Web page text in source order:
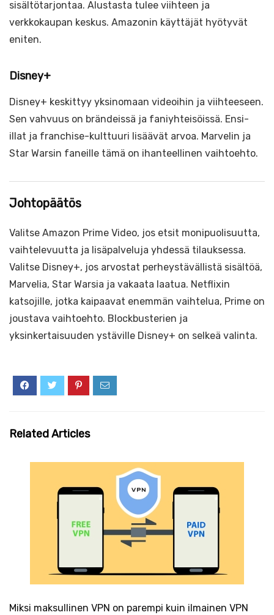
sisältötarjontaa. Alustasta tulee viihteen ja
verkkokaupan keskus. Amazonin käyttäjät hyötyvät
eniten.
Disney+
Disney+ keskittyy yksinomaan videoihin ja viihteeseen.
Sen vahvuus on brändeissä ja faniyhteisöissä. Ensi-
illat ja franchise-kulttuuri lisäävät arvoa. Marvelin ja
Star Warsin faneille tämä on ihanteellinen vaihtoehto.
Johtopäätös
Valitse Amazon Prime Video, jos etsit monipuolisuutta,
vaihtelevuutta ja lisäpalveluja yhdessä tilauksessa.
Valitse Disney+, jos arvostat perheystävällistä sisältöä,
Marvelia, Star Warsia ja vakaata laatua. Netflixin
katsojille, jotka kaipaavat enemmän vaihtelua, Prime on
joustava vaihtoehto. Blockbusterien ja
yksinkertaisuuden ystäville Disney+ on selkeä valinta.
Related Articles
Miksi maksullinen VPN on parempi kuin ilmainen VPN